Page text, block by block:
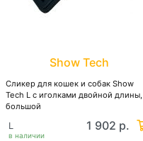
Show Tech
Сликер для кошек и собак Show
Tech L с иголками двойной длины,
большой
в наличии
L 1 902 р.